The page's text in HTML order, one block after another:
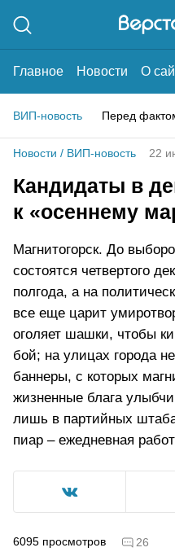
Главное Новости О
ВИП-новость Перед
Новости / ВИП-новость 22
Кандидаты в
к «осеннему
Магнитогорск. До
состоятся четвертого
полгода, а на
все еще царит
оголяет шашки, чтобы
бой; на улицах города
баннеры, с которых
жизненные блага
лишь в партийных
пиар – ежедневная
6095 просмотров 26